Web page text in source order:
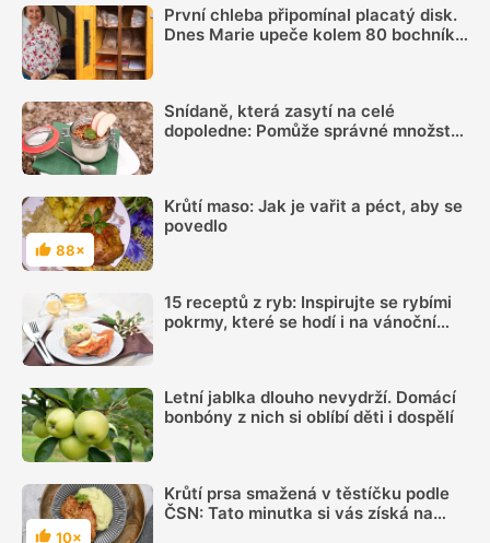
První chleba připomínal placatý disk.
Dnes Marie upeče kolem 80 bochníků
Snídaně, která zasytí na celé
dopoledne: Pomůže správné množství
Hodnocení
88×
Krůtí maso: Jak je vařit a péct, aby se
povedlo
15 receptů z ryb: Inspirujte se rybími
pokrmy, které se hodí i na vánoční
Letní jablka dlouho nevydrží. Domácí
bonbóny z nich si oblíbí děti i dospělí
10×
Krůtí prsa smažená v těstíčku podle
ČSN: Tato minutka si vás získá na